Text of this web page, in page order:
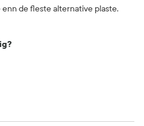
de fleste alternative plaste.